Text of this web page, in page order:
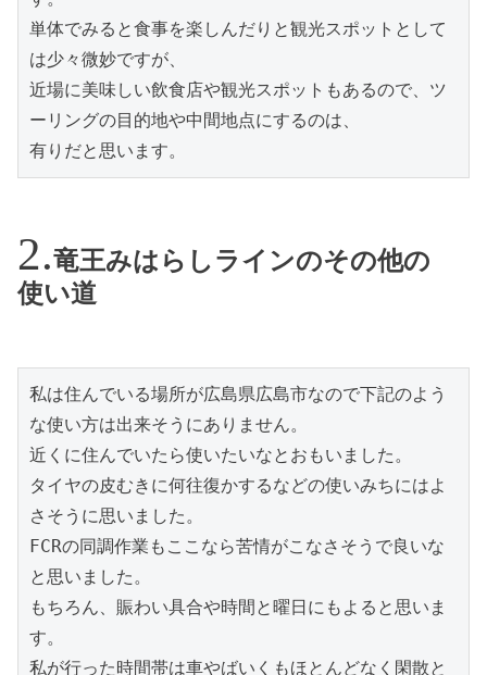
単体でみると食事を楽しんだりと観光スポットとして
は少々微妙ですが、
近場に美味しい飲食店や観光スポットもあるので、ツ
ーリングの目的地や中間地点にするのは、
有りだと思います。
竜王みはらしラインのその他の
使い道
私は住んでいる場所が広島県広島市なので下記のよう
な使い方は出来そうにありません。
近くに住んでいたら使いたいなとおもいました。
タイヤの皮むきに何往復かするなどの使いみちにはよ
さそうに思いました。
FCRの同調作業もここなら苦情がこなさそうで良いな
と思いました。
もちろん、賑わい具合や時間と曜日にもよると思いま
す。
私が行った時間帯は車やばいくもほとんどなく閑散と